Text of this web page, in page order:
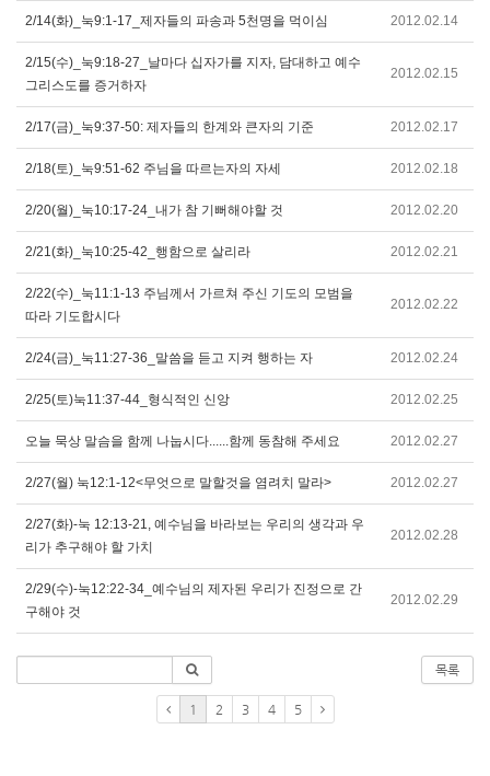
2/14(화)_눅9:1-17_제자들의 파송과 5천명을 먹이심 2012.02.14
2/15(수)_눅9:18-27_날마다 십자가를 지자, 담대하고 예수
그리스도를 증거하자
2012.02.15
2/17(금)_눅9:37-50: 제자들의 한계와 큰자의 기준 2012.02.17
2/18(토)_눅9:51-62 주님을 따르는자의 자세 2012.02.18
2/20(월)_눅10:17-24_내가 참 기뻐해야할 것 2012.02.20
2/21(화)_눅10:25-42_행함으로 살리라 2012.02.21
2/22(수)_눅11:1-13 주님께서 가르쳐 주신 기도의 모범을
따라 기도합시다
2012.02.22
2/24(금)_눅11:27-36_말씀을 듣고 지켜 행하는 자 2012.02.24
2/25(토)눅11:37-44_형식적인 신앙 2012.02.25
오늘 묵상 말슴을 함께 나눕시다......함께 동참해 주세요 2012.02.27
2/27(월) 눅12:1-12<무엇으로 말할것을 염려치 말라> 2012.02.27
2/27(화)-눅 12:13-21, 예수님을 바라보는 우리의 생각과 우
리가 추구해야 할 가치
2012.02.28
2/29(수)-눅12:22-34_예수님의 제자된 우리가 진정으로 간
구해야 것
2012.02.29
목록
1 2 3 4 5